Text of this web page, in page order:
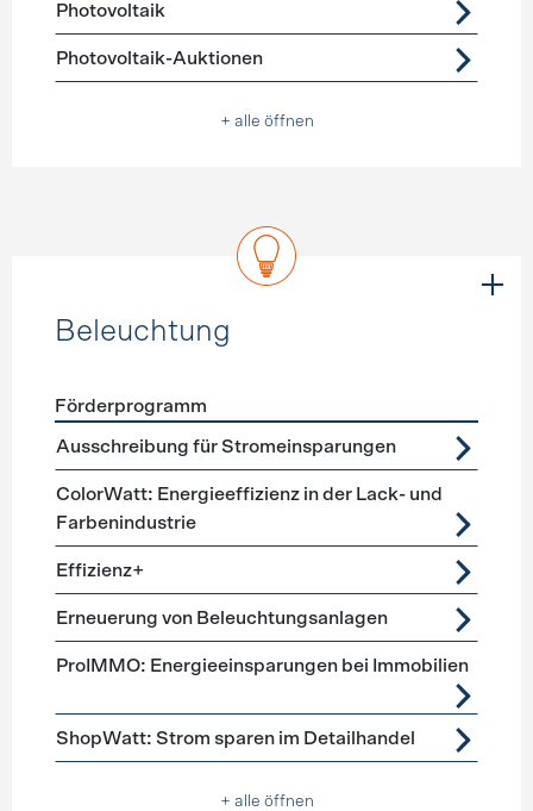
Photovoltaik
Photovoltaik-Auktionen
+ alle öffnen
Beleuchtung
Förderprogramme Beleuchtung
Förderprogramm
Ausschreibung für Stromeinsparungen
ColorWatt: Energieeffizienz in der Lack- und
Farbenindustrie
Effizienz+
Erneuerung von Beleuchtungsanlagen
ProIMMO: Energieeinsparungen bei Immobilien
ShopWatt: Strom sparen im Detailhandel
+ alle öffnen